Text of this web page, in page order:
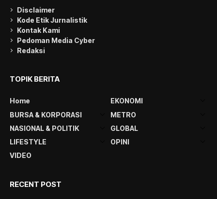
Disclaimer
Kode Etik Jurnalistik
Kontak Kami
Pedoman Media Cyber
Redaksi
TOPIK BERITA
Home
EKONOMI
BURSA & KORPORASI
METRO
NASIONAL & POLITIK
GLOBAL
LIFESTYLE
OPINI
VIDEO
RECENT POST